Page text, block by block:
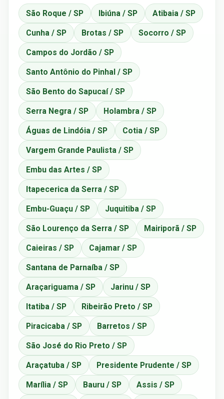
São Roque / SP Ibiúna / SP Atibaia / SP
Cunha / SP Brotas / SP Socorro / SP
Campos do Jordão / SP
Santo Antônio do Pinhal / SP
São Bento do Sapucaí / SP
Serra Negra / SP Holambra / SP
Águas de Lindóia / SP Cotia / SP
Vargem Grande Paulista / SP
Embu das Artes / SP
Itapecerica da Serra / SP
Embu-Guaçu / SP Juquitiba / SP
São Lourenço da Serra / SP Mairiporã / SP
Caieiras / SP Cajamar / SP
Santana de Parnaíba / SP
Araçariguama / SP Jarinu / SP
Itatiba / SP Ribeirão Preto / SP
Piracicaba / SP Barretos / SP
São José do Rio Preto / SP
Araçatuba / SP Presidente Prudente / SP
Marília / SP Bauru / SP Assis / SP